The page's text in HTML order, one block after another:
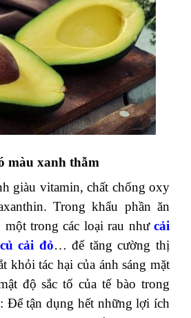
lượng lutein nhiều hơn tất cả
củ khác. Đây là thành phần
dụng cải thiện thị lực, giảm
điểm vàng và đục thủy tinh